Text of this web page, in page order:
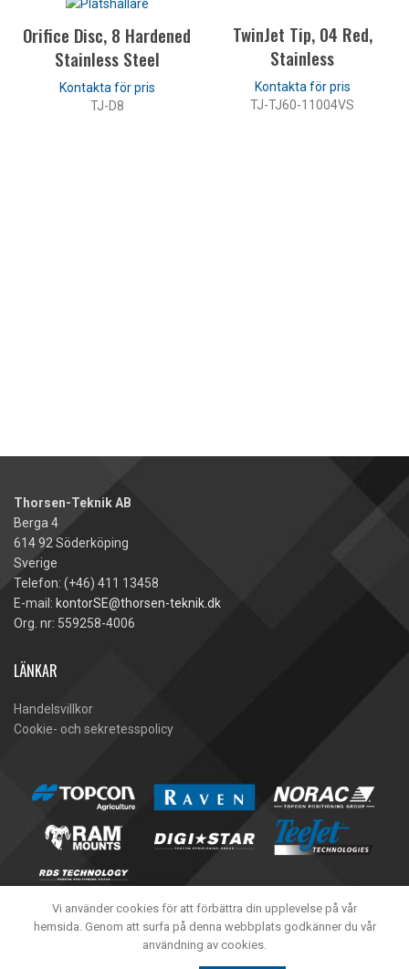
Orifice Disc, 8 Hardened
Stainless Steel
TJ-D8
TwinJet Tip, 04 Red,
Stainless
TJ-TJ60-11004VS
Thorsen-Teknik AB
Berga 4
614 92 Söderköping
Sverige
Telefon: (+46) 411 13458
E-mail: kontorSE@thorsen-teknik.dk
Org. nr: 559258-4006
LÄNKAR
Handelsvillkor
Cookie- och sekretesspolicy
Vi använder cookies för att förbättra din upplevelse på vår
hemsida. Genom att surfa på denna webbplats godkänner du vår
användning av cookies.